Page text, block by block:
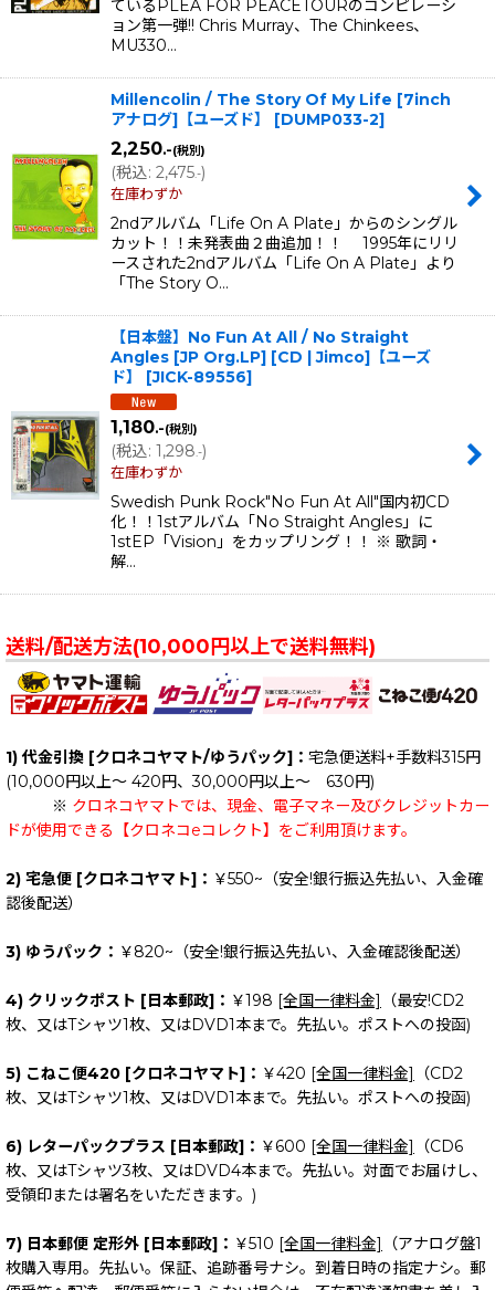
ているPLEA FOR PEACETOURのコンピレーシ
ョン第一弾!! Chris Murray、The Chinkees、
MU330…
Millencolin / The Story Of My Life [7inch
アナログ]【ユーズド】
[DUMP033-2]
2,250.-(税別)
(税込: 2,475.-)
在庫わずか
2ndアルバム「Life On A Plate」からのシングル
カット！！未発表曲２曲追加！！ 1995年にリリ
ースされた2ndアルバム「Life On A Plate」より
「The Story O…
【日本盤】No Fun At All / No Straight
Angles [JP Org.LP] [CD | Jimco]【ユーズ
ド】
[JICK-89556]
1,180.-(税別)
(税込: 1,298.-)
在庫わずか
Swedish Punk Rock"No Fun At All"国内初CD
化！！1stアルバム「No Straight Angles」に
1stEP「Vision」をカップリング！！ ※ 歌詞・
解…
送料/配送方法(10,000円以上で送料無料)
1) 代金引換 [クロネコヤマト/ゆうパック]： 宅急便送料+手数料315円
(10,000円以上～ 420円、30,000円以上～ 630円)
※ クロネコヤマトでは、現金、電子マネー及びクレジットカー
ドが使用できる【クロネコeコレクト】をご利用頂けます。
2) 宅急便 [クロネコヤマト]： ￥550~（安全!銀行振込先払い、入金確
認後配送）
3) ゆうパック： ￥820~（安全!銀行振込先払い、入金確認後配送）
4) クリックポスト [日本郵政]： ￥198 [全国一律料金]
（最安!CD2
枚、又はTシャツ1枚、又はDVD1本まで。先払い。ポストへの投函)
5) こねこ便420 [クロネコヤマト]： ￥420 [全国一律料金]
（CD2
枚、又はTシャツ1枚、又はDVD1本まで。先払い。ポストへの投函)
6) レターパックプラス [日本郵政]： ￥600 [全国一律料金]
（CD6
枚、又はTシャツ3枚、又はDVD4本まで。先払い。対面でお届けし、
受領印または署名をいただきます。)
7) 日本郵便 定形外 [日本郵政]： ￥510 [全国一律料金]
（アナログ盤1
枚購入専用。先払い。保証、追跡番号ナシ。到着日時の指定ナシ。郵